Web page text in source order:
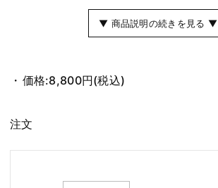
▼ 商品説明の続きを見る ▼
価格:8,800円(税込)
注文